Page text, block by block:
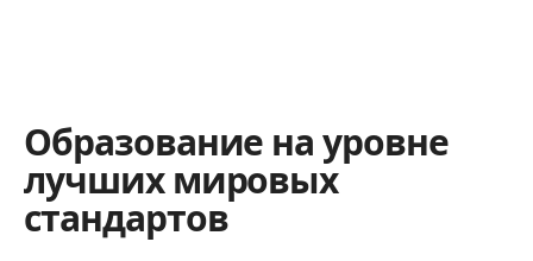
Образование на уровне
лучших мировых
стандартов